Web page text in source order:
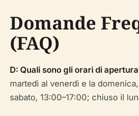
Domande
(FAQ)
D: Quali sono gli orari di
martedì al venerdì e la domenica,
sabato, 13:00–17:00; chiuso il